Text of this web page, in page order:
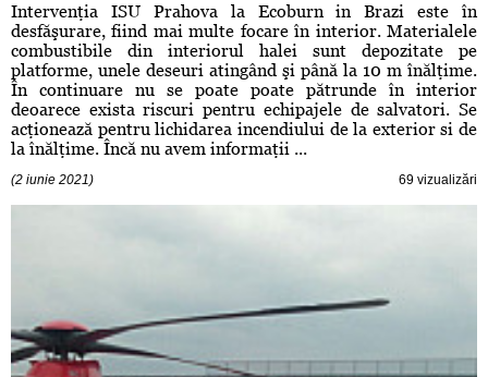
Intervenţia ISU Prahova la Ecoburn in Brazi este în
desfăşurare, fiind mai multe focare în interior. Materialele
combustibile din interiorul halei sunt depozitate pe
platforme, unele deseuri atingând şi până la 10 m înălţime.
În continuare nu se poate poate pătrunde în interior
deoarece exista riscuri pentru echipajele de salvatori. Se
acţionează pentru lichidarea incendiului de la exterior si de
la înălţime. Încă nu avem informaţii ...
(2 iunie 2021) 69 vizualizări